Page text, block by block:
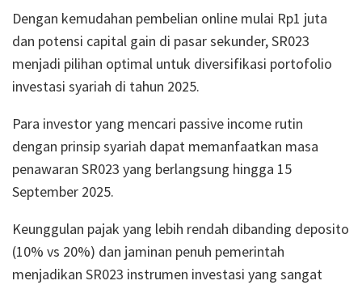
Dengan kemudahan pembelian online mulai Rp1 juta
dan potensi capital gain di pasar sekunder, SR023
menjadi pilihan optimal untuk diversifikasi portofolio
investasi syariah di tahun 2025.
Para investor yang mencari passive income rutin
dengan prinsip syariah dapat memanfaatkan masa
penawaran SR023 yang berlangsung hingga 15
September 2025.
Keunggulan pajak yang lebih rendah dibanding deposito
(10% vs 20%) dan jaminan penuh pemerintah
menjadikan SR023 instrumen investasi yang sangat